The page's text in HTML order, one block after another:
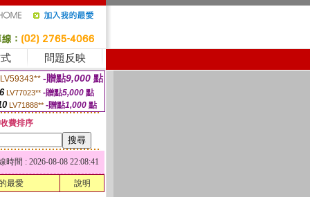
問題反映
LV59343** -贈點9,000 點
LV77023** -贈點5,000點
LV71888** -贈點1,000 點
費排序
時間 : 2026-08-08 22:08:41
最愛 說明